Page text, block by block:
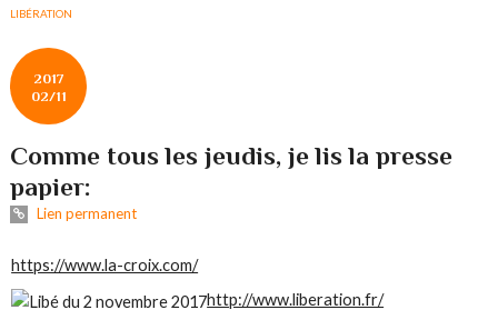
LIBÉRATION
2017
02/11
Comme tous les jeudis, je lis la presse
papier:
Lien permanent
https://www.la-croix.com/
http://www.liberation.fr/